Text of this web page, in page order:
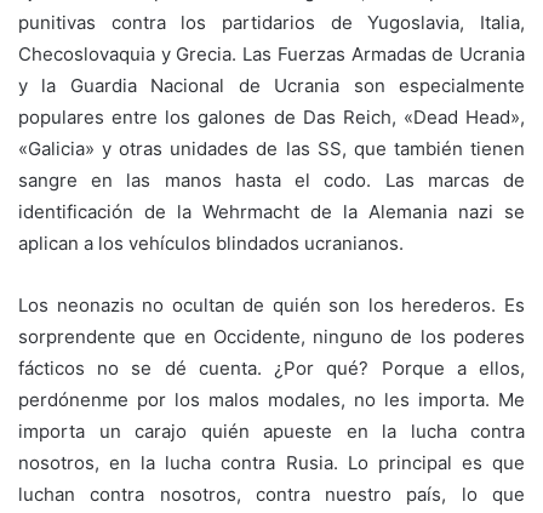
punitivas contra los partidarios de Yugoslavia, Italia,
Checoslovaquia y Grecia. Las Fuerzas Armadas de Ucrania
y la Guardia Nacional de Ucrania son especialmente
populares entre los galones de Das Reich, «Dead Head»,
«Galicia» y otras unidades de las SS, que también tienen
sangre en las manos hasta el codo. Las marcas de
identificación de la Wehrmacht de la Alemania nazi se
aplican a los vehículos blindados ucranianos.
Los neonazis no ocultan de quién son los herederos. Es
sorprendente que en Occidente, ninguno de los poderes
fácticos no se dé cuenta. ¿Por qué? Porque a ellos,
perdónenme por los malos modales, no les importa. Me
importa un carajo quién apueste en la lucha contra
nosotros, en la lucha contra Rusia. Lo principal es que
luchan contra nosotros, contra nuestro país, lo que